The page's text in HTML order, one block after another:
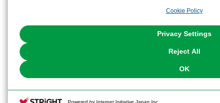
the use of all Cookies except for Strictly Necessary Cookies, please
You can change your consent or rejection settings at any time via
Cookie Policy
Privacy Settings
Reject All
OK
Powered by Internet Initiative Japan Inc.